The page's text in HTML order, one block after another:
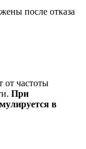
после отказа
от частоты
При
в